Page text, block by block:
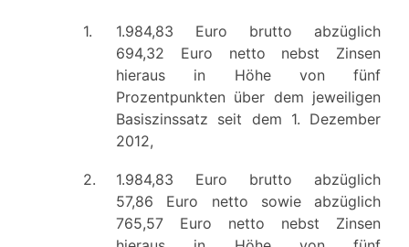
1.
1.984,83 Euro brutto abzüglich
694,32 Euro netto nebst Zinsen
hieraus in Höhe von fünf
Prozentpunkten über dem jeweiligen
Basiszinssatz seit dem 1. Dezember
2012,
2.
1.984,83 Euro brutto abzüglich
57,86 Euro netto sowie abzüglich
765,57 Euro netto nebst Zinsen